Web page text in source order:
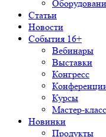
Статьи
Новости
События 16+
Вебинары
Выставки
Конгресс
Курсы
Мастер-
Новинки
Продукты